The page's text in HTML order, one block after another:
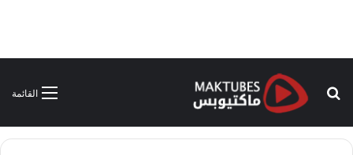
القائمة
بحث